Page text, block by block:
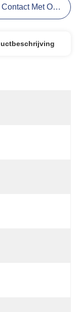
Met Ons Op